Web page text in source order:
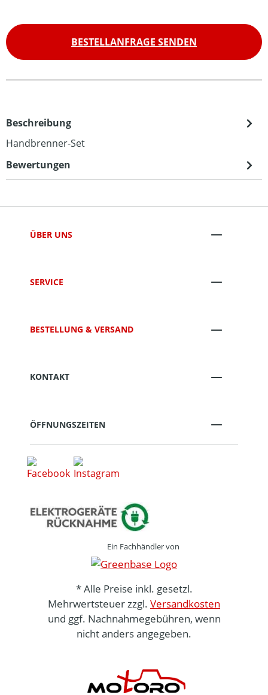
BESTELLANFRAGE SENDEN
Beschreibung
Handbrenner-Set
Bewertungen
ÜBER UNS
SERVICE
BESTELLUNG & VERSAND
KONTAKT
ÖFFNUNGSZEITEN
Ein Fachhändler von
* Alle Preise inkl. gesetzl.
Mehrwertsteuer zzgl. Versandkosten
und ggf. Nachnahmegebühren, wenn
nicht anders angegeben.